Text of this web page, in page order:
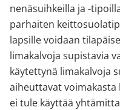
nenäsuihkeilla ja -
parhaiten
lapsille voidaan
limakalvoja supistavia
käytettynä limakalvoja
aiheuttavat
ei tule käyttää